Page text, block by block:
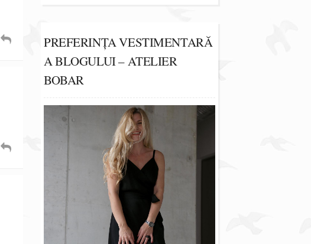
PREFERINȚA VESTIMENTARĂ
A BLOGULUI – ATELIER
BOBAR